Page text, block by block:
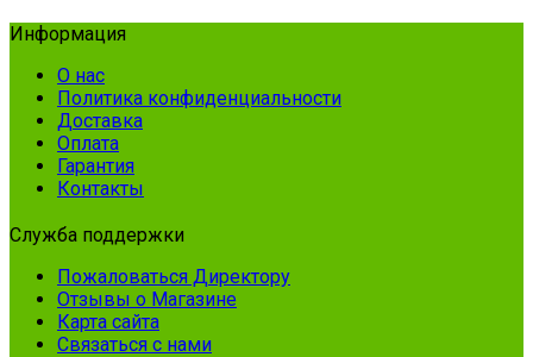
Информация
О нас
Политика конфиденциальности
Доставка
Оплата
Гарантия
Контакты
Служба поддержки
Пожаловаться Директору
Отзывы о Магазине
Карта сайта
Связаться с нами